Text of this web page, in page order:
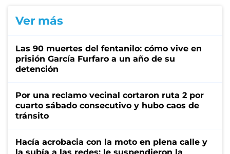
Ver más
Las 90 muertes del fentanilo: cómo vive en
prisión García Furfaro a un año de su
detención
Por una reclamo vecinal cortaron ruta 2 por
cuarto sábado consecutivo y hubo caos de
tránsito
Hacía acrobacia con la moto en plena calle y